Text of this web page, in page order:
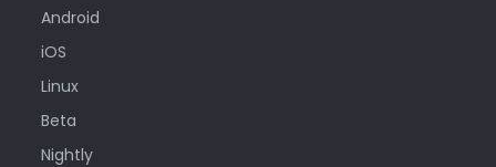
Android
iOS
Linux
Beta
Nightly